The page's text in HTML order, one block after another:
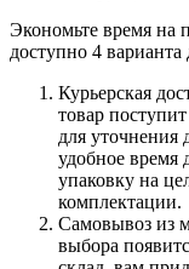
Экономьте время на
доступно 4 варианта
Курьерская
товар
для уточнения
удобное время
упаковку на
комплектации.
Самовывоз из
выбора